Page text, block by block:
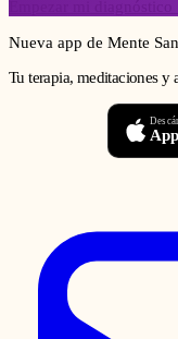
Nueva app de Mente
Tu terapia, meditaciones